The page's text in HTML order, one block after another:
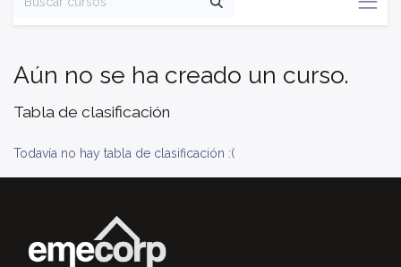
Tabla de clasificación
Todavía no hay tabla de clasificación :(
Aún no se ha creado un curso.